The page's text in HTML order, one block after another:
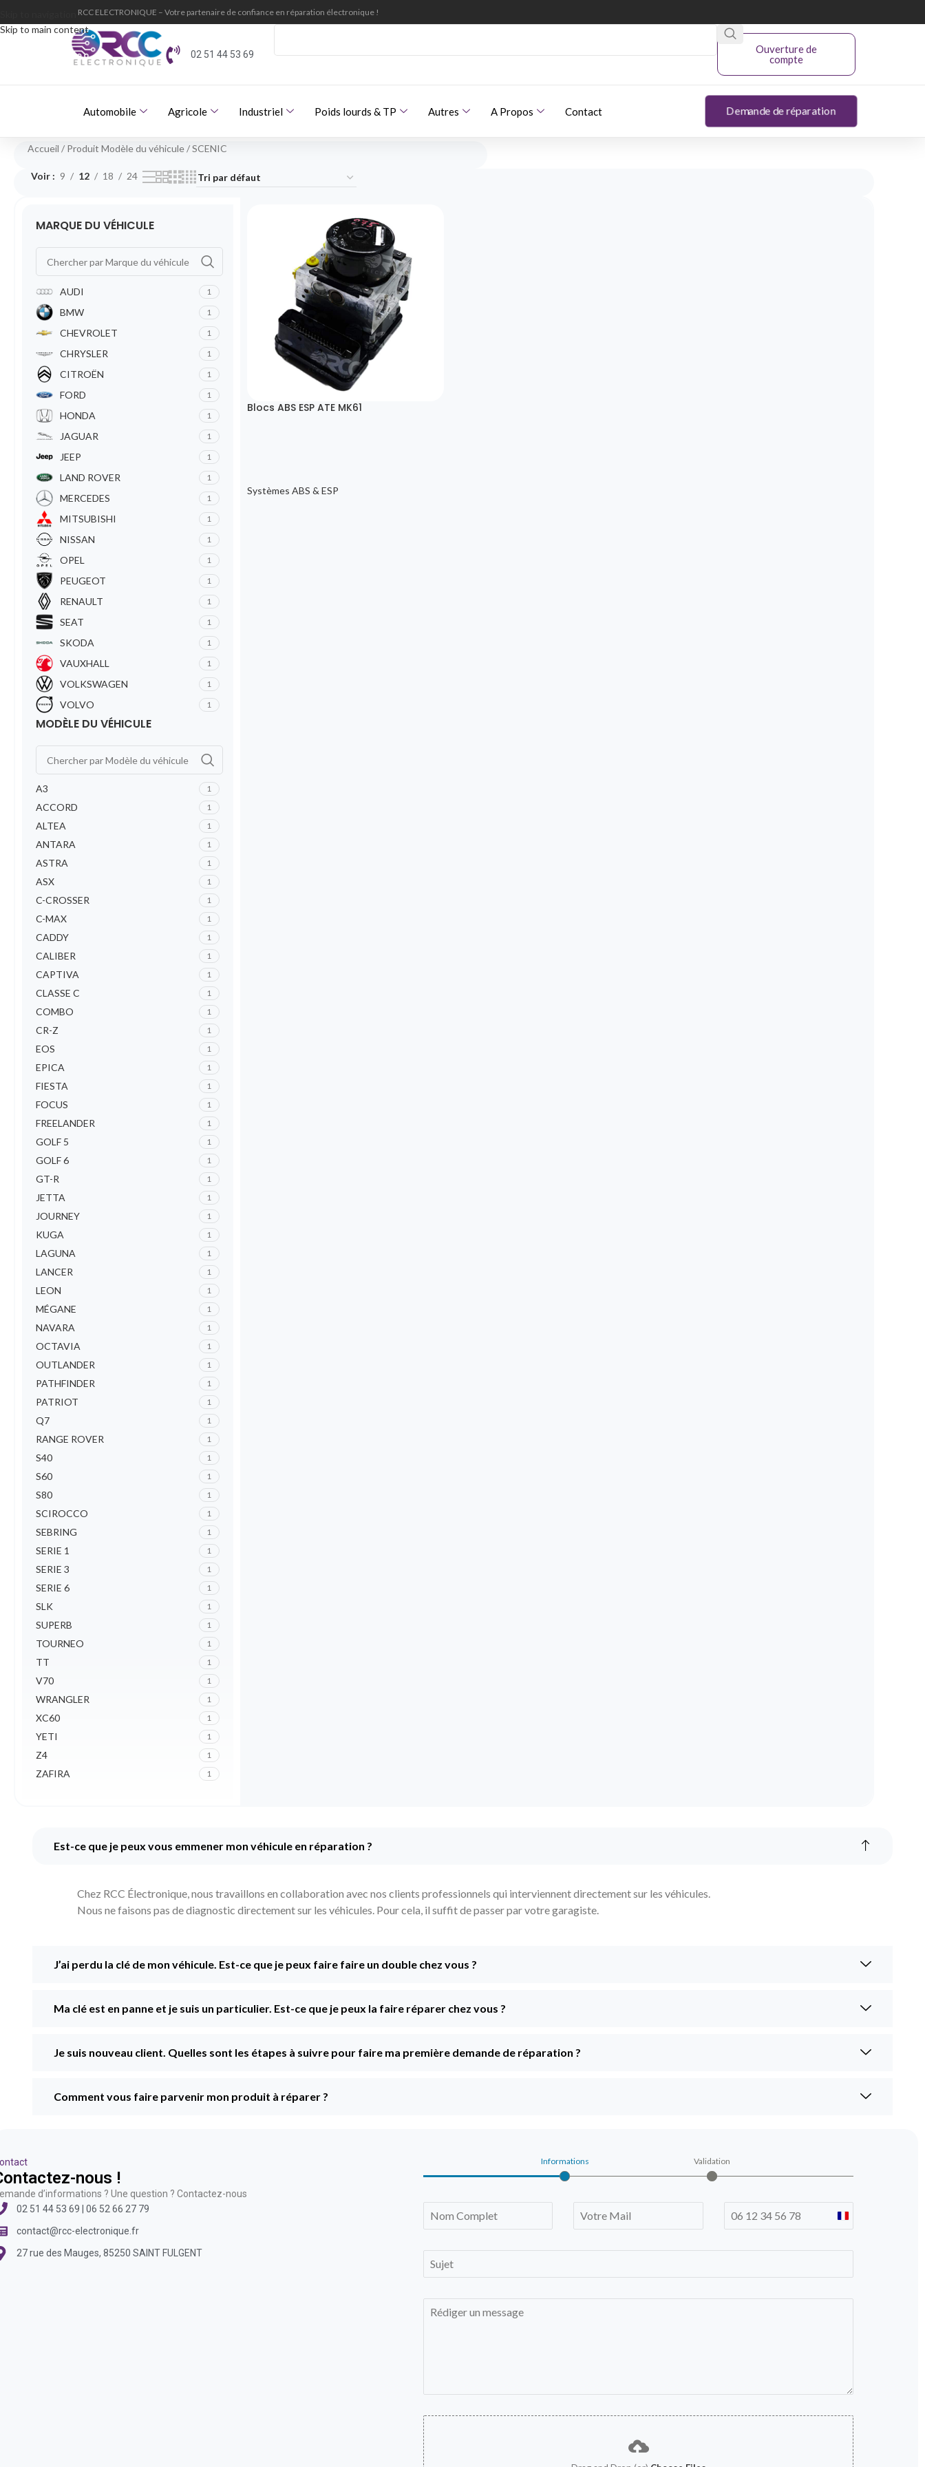
Skip to main content
RCC ELECTRONIQUE – Votre partenaire de confiance en réparation électronique !
02 51 44 53 69
Ouverture de
compte
Automobile Agricole Industriel Poids lourds & TP Autres A Propos Contact Demande de réparation
Accueil Produit Modèle du véhicule SCENIC
Voir 9 12 18 24
MARQUE DU VÉHICULE
AUDI 1
BMW 1
CHEVROLET 1
CHRYSLER 1
CITROËN 1
FORD 1
HONDA 1
JAGUAR 1
JEEP 1
LAND ROVER 1
MERCEDES 1
MITSUBISHI 1
NISSAN 1
OPEL 1
PEUGEOT 1
RENAULT 1
SEAT 1
SKODA 1
VAUXHALL 1
VOLKSWAGEN 1
VOLVO 1
MODÈLE DU VÉHICULE
A3 1
ACCORD 1
ALTEA 1
ANTARA 1
ASTRA 1
ASX 1
C-CROSSER 1
C-MAX 1
CADDY 1
CALIBER 1
CAPTIVA 1
CLASSE C 1
COMBO 1
CR-Z 1
EOS 1
EPICA 1
FIESTA 1
FOCUS 1
FREELANDER 1
GOLF 5 1
GOLF 6 1
GT-R 1
JETTA 1
JOURNEY 1
KUGA 1
LAGUNA 1
LANCER 1
LEON 1
MÉGANE 1
NAVARA 1
OCTAVIA 1
OUTLANDER 1
PATHFINDER 1
PATRIOT 1
Q7 1
RANGE ROVER 1
S40 1
S60 1
S80 1
SCIROCCO 1
SEBRING 1
SERIE 1 1
SERIE 3 1
SERIE 6 1
SLK 1
SUPERB 1
TOURNEO 1
TT 1
V70 1
WRANGLER 1
XC60 1
YETI 1
Z4 1
ZAFIRA 1
Blocs ABS ESP ATE MK61
Systèmes ABS & ESP
Est-ce que je peux vous emmener mon véhicule en réparation ?
Chez RCC Électronique, nous travaillons en collaboration avec nos clients professionnels qui interviennent directement sur les véhicules.
Nous ne faisons pas de diagnostic directement sur les véhicules. Pour cela, il suffit de passer par votre garagiste.
J’ai perdu la clé de mon véhicule. Est-ce que je peux faire faire un double chez vous ?
Ma clé est en panne et je suis un particulier. Est-ce que je peux la faire réparer chez vous ?
Je suis nouveau client. Quelles sont les étapes à suivre pour faire ma première demande de réparation ?
Comment vous faire parvenir mon produit à réparer ?
nous !
d’informations ? Une question ? Contactez-nous
02 51 44 53 69 | 06 52 66 27 79
contact@rcc-electronique.fr
27 rue des Mauges, 85250 SAINT FULGENT
Informations Validation
France